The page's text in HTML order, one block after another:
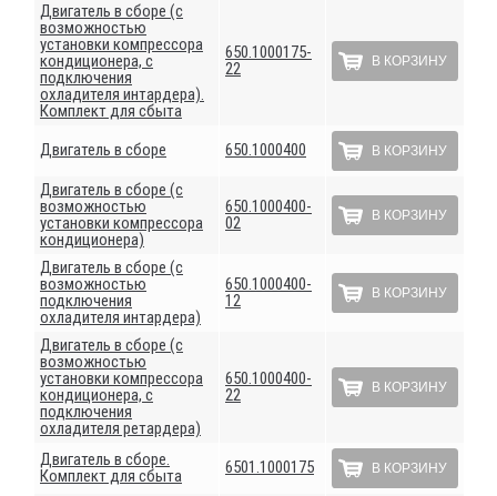
Двигатель в сборе (с
возможностью
установки компрессора
кондиционера, с
подключения
охладителя интардера).
Комплект для сбыта
650.1000175-
22
В КОРЗИНУ
Двигатель в сборе 650.1000400 В КОРЗИНУ
Двигатель в сборе (с
возможностью
установки компрессора
кондиционера)
650.1000400-
02
В КОРЗИНУ
Двигатель в сборе (с
возможностью
подключения
охладителя интардера)
650.1000400-
12
В КОРЗИНУ
Двигатель в сборе (с
возможностью
установки компрессора
кондиционера, с
подключения
охладителя ретардера)
650.1000400-
22
В КОРЗИНУ
Двигатель в сборе.
Комплект для сбыта
6501.1000175 В КОРЗИНУ